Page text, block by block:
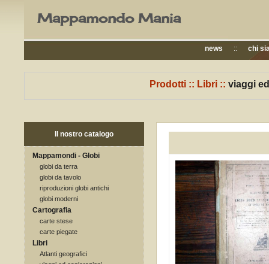
Mappamondo Mania
news :: chi
Prodotti :: Libri :: viaggi
Il nostro catalogo
Mappamondi - Globi
globi da terra
globi da tavolo
riproduzioni globi antichi
globi moderni
Cartografia
carte stese
carte piegate
Libri
Atlanti geografici